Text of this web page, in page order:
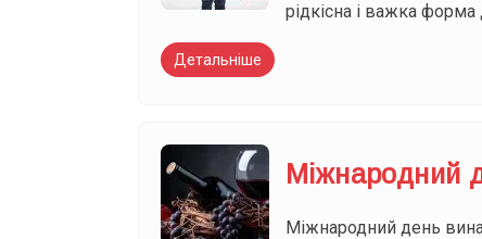
рідкісна і важка форма
Детальніше
Міжнародний
Міжнародний день